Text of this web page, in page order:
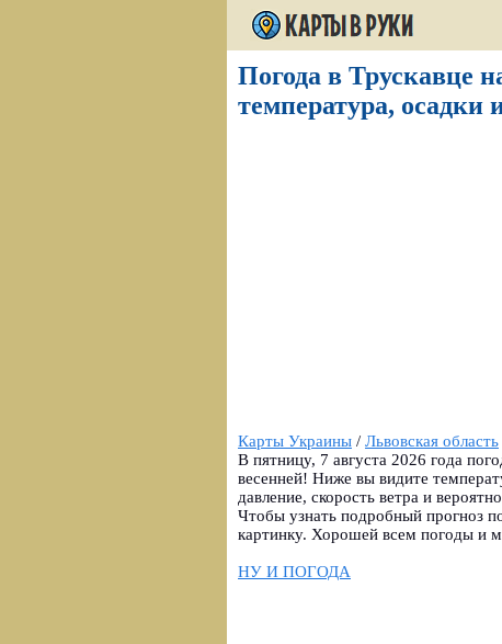
Погода в Трускавце
температура, осадки
Карты Украины / Львовская область
В пятницу, 7 августа 2026 года
весенней! Ниже вы видите
давление, скорость ветра и
Чтобы узнать подробный прогноз
картинку. Хорошей всем погоды и
НУ И ПОГОДА